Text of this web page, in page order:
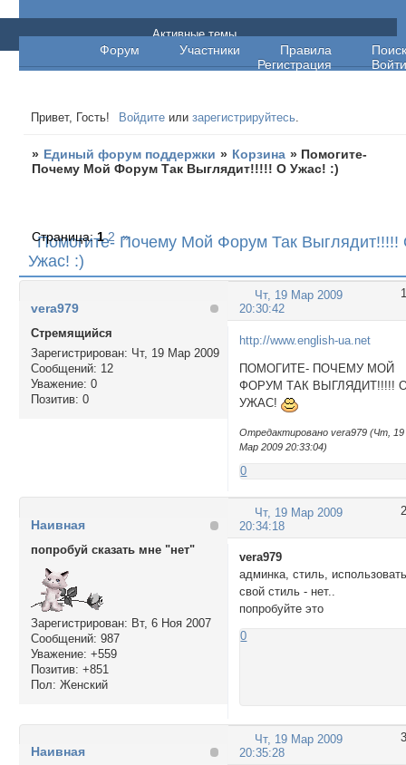
Единый форум поддержки
Форум Участники Правила
Поиск
Регистрация
Войти
Активные темы
Привет, Гость! Войдите илизарегистрируйтесь.
» Единый форум поддержки » Корзина » Помогите-
Почему Мой Форум Так Выглядит!!!!! О Ужас! :)
Помогите- Почему Мой Форум Так Выглядит!!!!!
Ужас! :)
Страница:1 2 »
1
Чт, 19 Мар 2009
20:30:42
vera979
Стремящийся
Зарегистрирован: Чт, 19 Мар 2009
Сообщений: 12
Уважение: 0
Позитив: 0
http://www.english-ua.net
ПОМОГИТЕ- ПОЧЕМУ МОЙ
ФОРУМ ТАК ВЫГЛЯДИТ!!!!!
УЖАС!
Отредактировано vera979 (Чт, 19
Мар 2009 20:33:04)
0
2
Чт, 19 Мар 2009
20:34:18
Наивная
попробуй сказать мне "нет"
Зарегистрирован: Вт, 6 Ноя 2007
Сообщений: 987
Уважение: +559
Позитив: +851
Пол: Женский
vera979
админка, стиль,
свой стиль - нет..
попробуйте это
0
3
Чт, 19 Мар 2009
20:35:28
Наивная